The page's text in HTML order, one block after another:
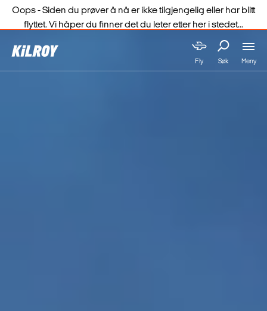
Fly Søk Meny
Oops - Siden du prøver å nå er ikke tilgjengelig eller har blitt
flyttet. Vi håper du finner det du leter etter her i stedet...